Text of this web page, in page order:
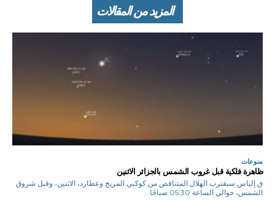
المزيد من المقالات
منوعات
ظاهرة فلكية قبل غروب الشمس بالجزائر الاثنين
ق.إلياس سيقترب الهلال المتناقص من كوكبي المريخ وعطارد، الاثنين، وقبل شروق
الشمس، حوالي الساعة 05:30 صباحًا...